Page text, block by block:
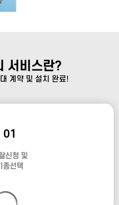
서비스란?
계약 및 설치 완료!
01
신청 및
종선택